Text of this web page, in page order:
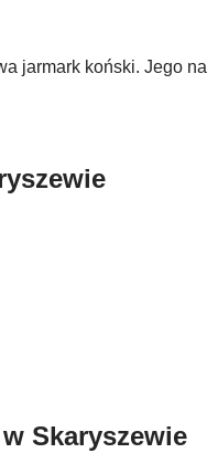
jarmark koński. Jego
Skaryszewie